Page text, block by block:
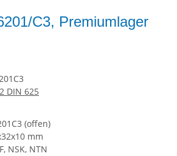
C3, Premiumlager
DIN 625
(offen)
mm
NSK, NTN